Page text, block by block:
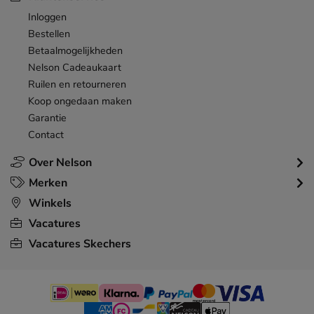
Over Nelson
Inloggen
Bestellen
Betaalmogelijkheden
Nelson Cadeaukaart
Ruilen en retourneren
Koop ongedaan maken
Garantie
Contact
Merken
Winkels
Vacatures
Vacatures Skechers